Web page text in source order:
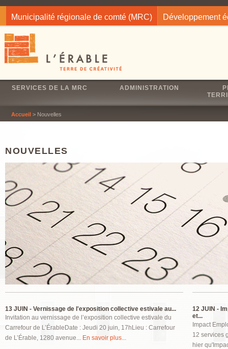
Municipalité régionale de comté (MRC) Développement
SERVICES DE LA MRC ADMINISTRATION
Accueil > Nouvelles
NOUVELLES
13 JUIN - Vernissage de l'exposition collective estivale au...
Invitation au vernissage de l’exposition collective estivale du
Carrefour de L’ÉrableDate : Jeudi 20 juin, 17hLieu : Carrefour
de L’Érable, 1280 avenue... En savoir plus...
12 JUIN -
et...
Impact
12 services
hier
Pages